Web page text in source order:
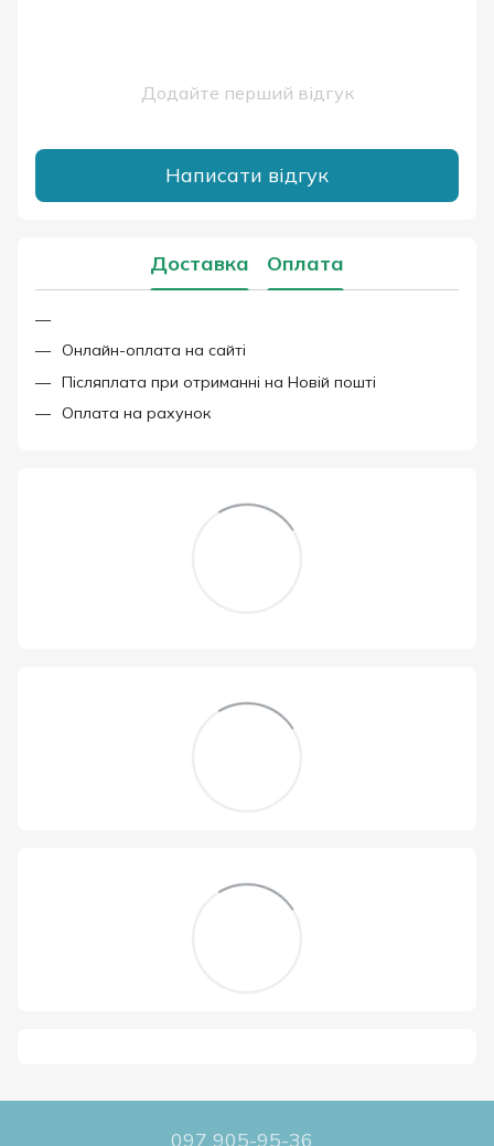
Додайте перший відгук
Написати відгук
Доставка Оплата
Онлайн-оплата на сайті
Післяплата при отриманні на Новій пошті
Оплата на рахунок
097 905-95-36